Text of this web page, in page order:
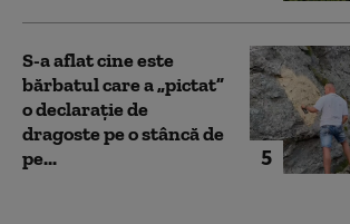
5
S-a aflat cine este
bărbatul care a „pictat”
o declarație de
dragoste pe o stâncă de
pe...